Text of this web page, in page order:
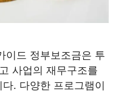
이드 정부보조금은 투
사업의 재무구조를
. 다양한 프로그램이